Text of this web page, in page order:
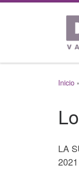
Saltar al contenido
Inicio
LA
2021